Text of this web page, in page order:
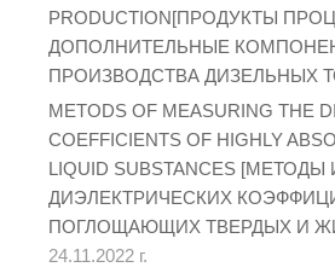
PRODUCTION[ПРОДУКТЫ
ДОПОЛНИТЕЛЬНЫЕ
ПРОИЗВОДСТВА ДИЗЕЛЬНЫХ
METODS OF MEASURING THE
COEFFICIENTS OF HIGHLY
LIQUID SUBSTANCES
ДИЭЛЕКТРИЧЕСКИХ
ПОГЛОЩАЮЩИХ ТВЕРДЫХ И
24.11.2022 г.